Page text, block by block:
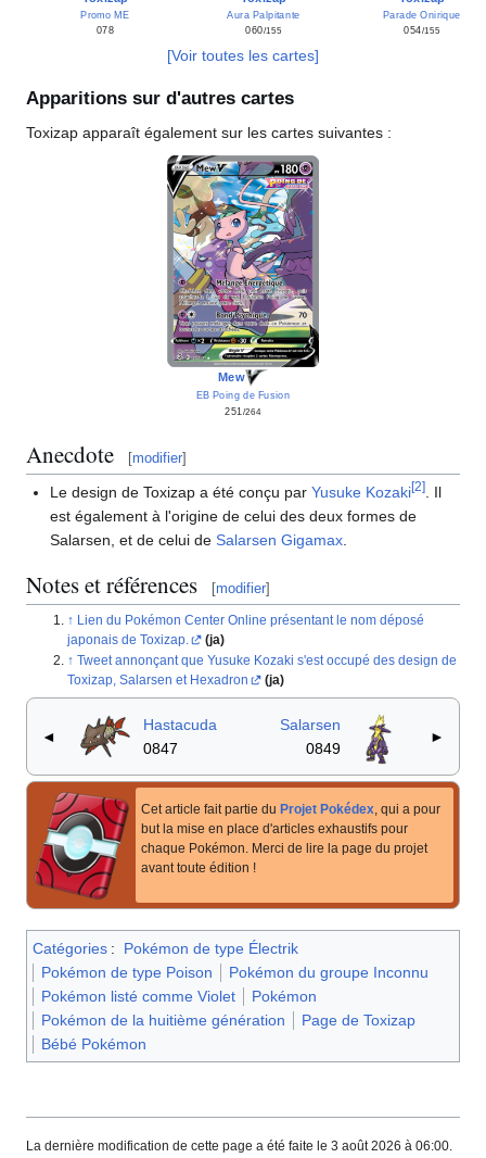
Promo ME
078
Aura Palpitante
060/155
Parade Onirique
054/155
[Voir toutes les cartes]
Apparitions sur d'autres cartes
Toxizap apparaît également sur les cartes suivantes :
Mew
EB Poing de Fusion
251 /264
Anecdote [modifier]
Le design de Toxizap a été conçu parYusuke Kozaki[2]. Il
est également à l'origine de celui des deux formes de
Salarsen, et de celui deSalarsen Gigamax.
Notes et références [modifier]
Lien du Pokémon Center Online présentant le nom déposé
japonais de Toxizap.
(ja)
Tweet annonçant que Yusuke Kozaki s'est occupé des design de
Toxizap, Salarsen et Hexadron
(ja)
◄
Hastacuda
0847
Salarsen
0849
►
Cet article fait partie du Projet Pokédex, qui a pour
but la mise en place d'articles exhaustifs pour
chaque Pokémon. Merci de lire la page du projet
avant toute édition !
Catégories :
Pokémon de type Électrik
Pokémon de type Poison
Pokémon du groupe Inconnu
Pokémon listé comme Violet
Pokémon
Pokémon de la huitième génération
Page de Toxizap
Bébé Pokémon
La dernière modification de cette page a été faite le 3 août 2026 à 06:00.